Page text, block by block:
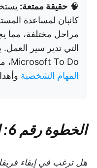
🧠 حقيقة ممتعة:
كانبان لمساعدة
التي تدير سير
Microsoft To Do، مما يسمح للمستخدمين
المهام الشخصية
الخطوة رقم 6: إعداد الإشعارات
هل ترغب في إبقاء